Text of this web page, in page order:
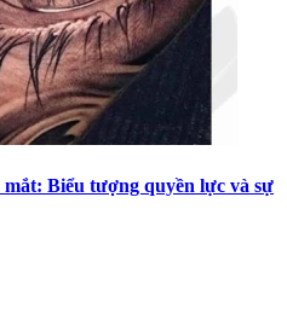
Biểu tượng quyền lực và sự